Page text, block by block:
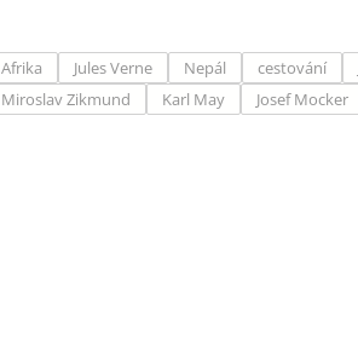
Afrika Jules Verne Nepál cestování
Miroslav Zikmund
Karl May Josef Mocker